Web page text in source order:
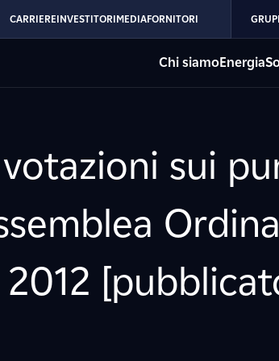
CARRIEREINVESTITORIMEDIAFORNITORI
Chi siamoEnergia
sui